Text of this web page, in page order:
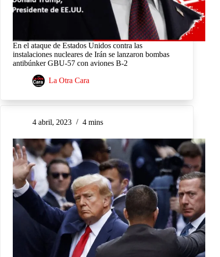
En el ataque de Estados Unidos contra las
instalaciones nucleares de Irán se lanzaron bombas
antibúnker GBU-57 con aviones B-2
La Otra Cara
4 abril, 2023 4 mins